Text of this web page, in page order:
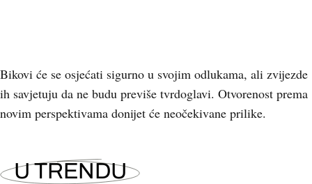
Bikovi će se osjećati sigurno u svojim odlukama, ali zvijezde
ih savjetuju da ne budu previše tvrdoglavi. Otvorenost prema
novim perspektivama donijet će neočekivane prilike.
U TRENDU